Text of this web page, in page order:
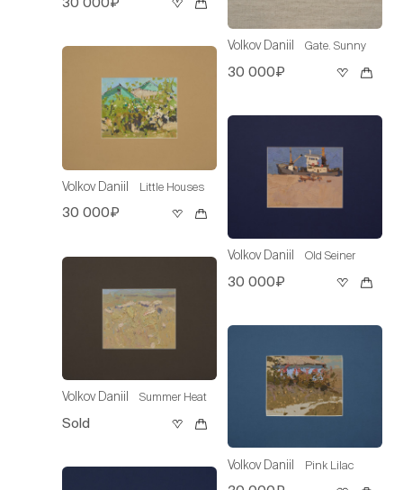
Volkov Daniil Little Houses
30 000₽
Volkov Daniil Summer Heat
Sold
Volkov Daniil Gate. Sunny
30 000₽
Volkov Daniil Old Seiner
30 000₽
Volkov Daniil Pink Lilac